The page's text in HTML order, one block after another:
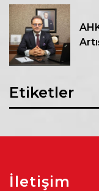
Etiketler
İletişim